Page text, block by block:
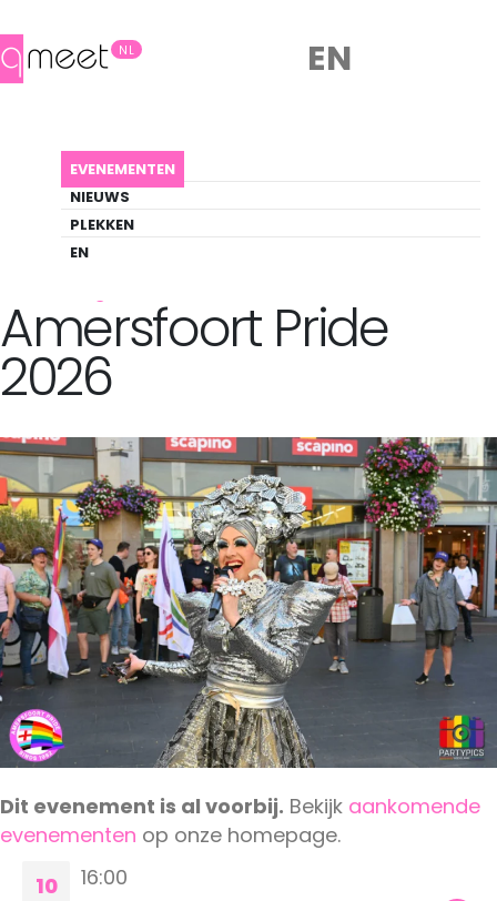
NL
EVENEMENTEN
NIEUWS
PLEKKEN
EN
EN
AMERSFOORT PRIDE 2026
Evenement
Amersfoort Pride
2026
Dit evenement is al voorbij. Bekijk aankomende
evenementen op onze homepage.
10
16:00